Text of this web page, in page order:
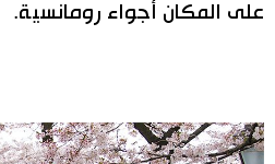
على المكان أجواء رومانسية.